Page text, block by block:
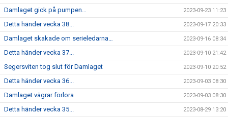
Damlaget gick på pumpen… 2023-09-23 11:23
Detta händer vecka 38... 2023-09-17 20:33
Damlaget skakade om serieledarna… 2023-09-16 08:34
Detta händer vecka 37... 2023-09-10 21:42
Segersviten tog slut för Damlaget 2023-09-10 20:52
Detta händer vecka 36... 2023-09-03 08:30
Damlaget vägrar förlora 2023-09-03 08:30
Detta händer vecka 35... 2023-08-29 13:20